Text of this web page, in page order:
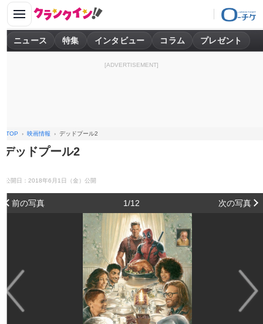
ニュース 特集 インタビュー コラム プレゼント
[ADVERTISEMENT]
TOP 映画情報 デッドプール2
デッドプール2
公開日：2018年6月1日（金）公開
前の写真 1/12 次の写真